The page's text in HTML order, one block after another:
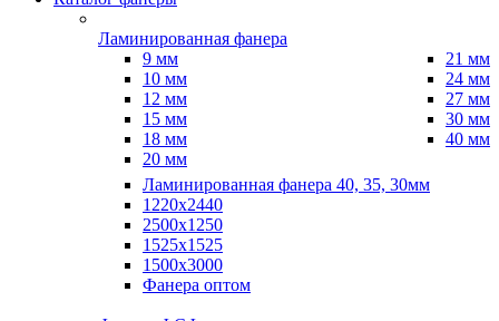
Ламинированная фанера
9 мм
10 мм
12 мм
15 мм
18 мм
20 мм
21 мм
24 мм
27 мм
30 мм
40 мм
Ламинированная фанера 40, 35, 30мм
1220x2440
2500x1250
1525x1525
1500x3000
Фанера оптом